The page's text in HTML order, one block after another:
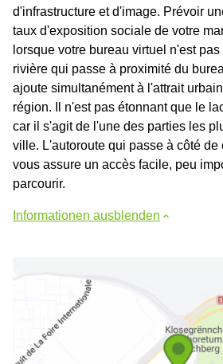
d'infrastructure et d'image. Prévoir
taux d'exposition sociale de votre
lorsque votre bureau virtuel n'est
rivière qui passe à proximité du
ajoute simultanément à l'attrait
région. Il n'est pas étonnant que le
car il s'agit de l'une des parties les
ville. L'autoroute qui passe à côté de
vous assure un accès facile, peu
parcourir.
Informationen ausblenden